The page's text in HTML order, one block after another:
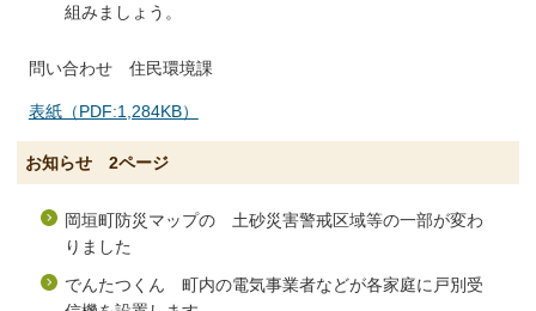
組みましょう。
問い合わせ 住民環境課
表紙（PDF:1,284KB）
お知らせ 2ページ
岡垣町防災マップの 土砂災害警戒区域等の一部が変わ
りました
でんたつくん 町内の電気事業者などが各家庭に戸別受